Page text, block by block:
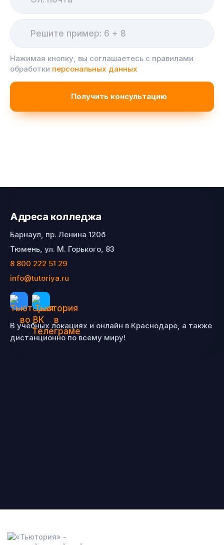
Адреса колледжа
Барнаул, пр. Ленина 120б
Тюмень, ул. М. Горького, 83
8 800 222 51 29
info@tutoriya.ru
В учебных локациях и онлайн в Краснодаре, а также
дистанционно по всему миру!
Нажимая кнопку, вы соглашаетесь с правилами
обработки персональных данных